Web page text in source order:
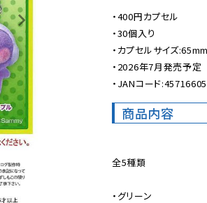
・400円カプセル
・30個入り
・カプセルサイズ:65mm
・2026年7月発売予定
・JANコード
商品内容
全5種類
・グリーン